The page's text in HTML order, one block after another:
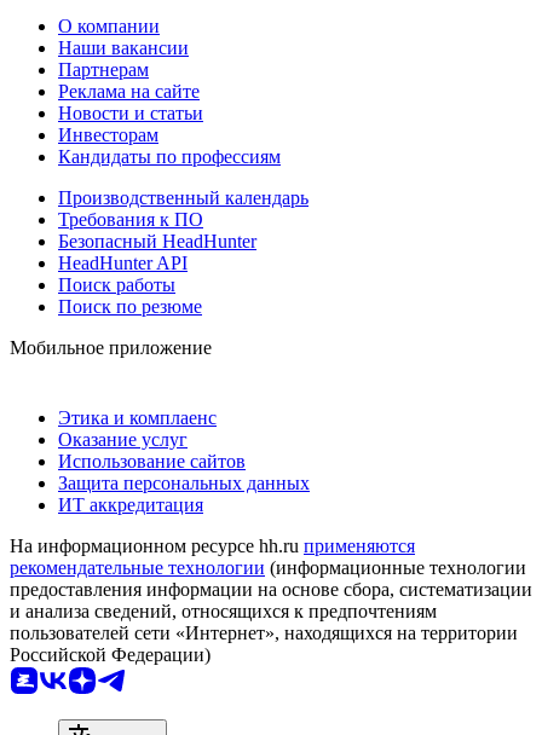
О компании
Наши вакансии
Партнерам
Реклама на сайте
Новости и статьи
Инвесторам
Кандидаты по профессиям
Производственный календарь
Требования к ПО
Безопасный HeadHunter
HeadHunter API
Поиск работы
Поиск по резюме
Мобильное приложение
Этика и комплаенс
Оказание услуг
Использование сайтов
Защита персональных данных
ИТ аккредитация
На информационном ресурсе hh.ru применяются
рекомендательные технологии (информационные технологии
предоставления информации на основе сбора, систематизации
и анализа сведений, относящихся к предпочтениям
пользователей сети «Интернет», находящихся на территории
Российской Федерации)